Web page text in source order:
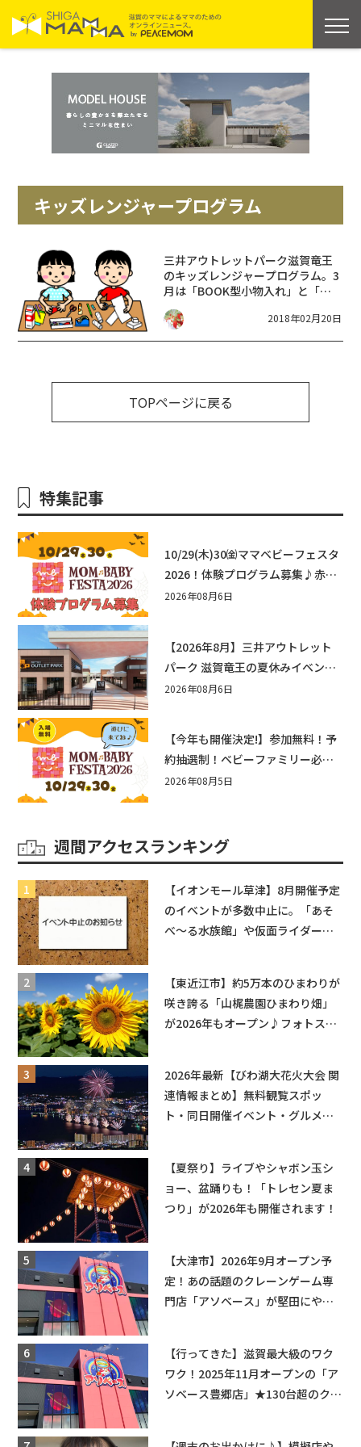
キッズレンジャープログラム
三井アウトレットパーク滋賀竜王
のキッズレンジャープログラム。3
月は「BOOK型小物入れ」と「ね
んどで光るカラフルペン立て」づ
くり☆
2018年02月20日
TOPページに戻る
特集記事
10/29(木)30㈮ママベビーフェスタ
2026！体験プログラム募集♪赤ち
ゃん向けイベントに出演しません
2026年08月6日
【2026年8月】三井アウトレット
パーク 滋賀竜王の夏休みイベント
まとめ！びしょぬれ水あそび・激
2026年08月6日
【今年も開催決定!】参加無料！予
約抽選制！ベビーファミリー必見
☆入場無料☆10/29(木)30(金)ママ
2026年08月5日
週間アクセスランキング
【イオンモール草津】8月開催予定
のイベントが多数中止に。「あそ
べ〜る水族館」や仮面ライダーシ
【東近江市】約5万本のひまわりが
咲き誇る「山梶農園ひまわり畑」
が2026年もオープン♪フォトスポ
2026年最新【びわ湖大花火大会 関
連情報まとめ】無料観覧スポッ
ト・同日開催イベント・グルメマ
【夏祭り】ライブやシャボン玉シ
ョー、盆踊りも！「トレセン夏ま
つり」が2026年も開催されます！
【大津市】2026年9月オープン予
定！あの話題のクレーンゲーム専
門店「アソベース」が堅田にやっ
【行ってきた】滋賀最大級のワク
ワク！2025年11月オープンの「ア
ソベース豊郷店」★130台超のクレ